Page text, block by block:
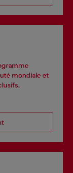
mondiale et